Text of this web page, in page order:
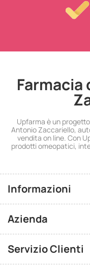
Upfarma è un
Antonio Zaccariello,
vendita on line. Con
prodotti omeopatici,
Informazioni
Azienda
Servizio Clienti